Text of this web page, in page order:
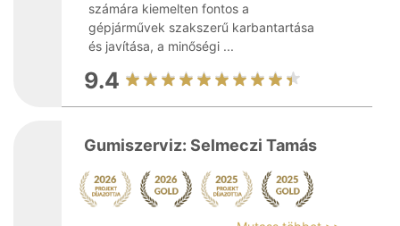
számára kiemelten fontos a
gépjárművek szakszerű karbantartása
és javítása, a minőségi ...
9.4
Gumiszerviz: Selmeczi Tamás